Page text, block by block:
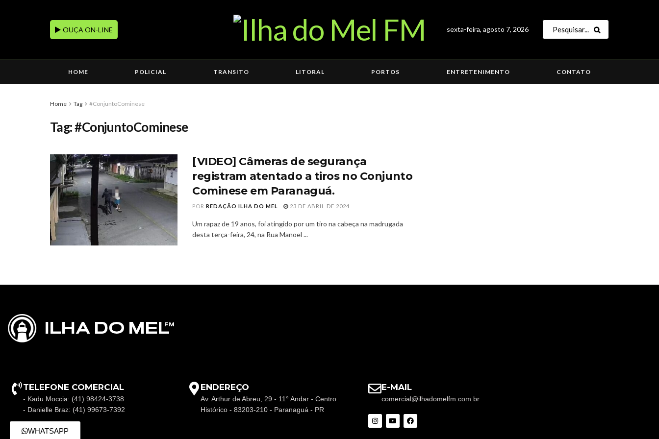
OUÇA ON-LINE sexta-feira, agosto 7, 2026
HOME POLICIAL TRANSITO LITORAL PORTOS ENTRETENIMENTO CONTATO
Home Tag #ConjuntoCominese
Tag:#ConjuntoCominese
[VIDEO] Câmeras de segurança
registram atentado a tiros no Conjunto
Cominese em Paranaguá.
POR REDAÇÃO ILHA DO MEL 23 DE ABRIL DE 2024
Um rapaz de 19 anos, foi atingido por um tiro na cabeça na madrugada
desta terça-feira, 24, na Rua Manoel ...
TELEFONE COMERCIAL
- Kadu Moccia: (41) 98424-3738
- Danielle Braz: (41) 99673-7392
WHATSAPP
ENDEREÇO
Av. Arthur de Abreu, 29 - 11° Andar - Centro
Histórico - 83203-210 - Paranaguá - PR
E-MAIL
comercial@ilhadomelfm.com.br